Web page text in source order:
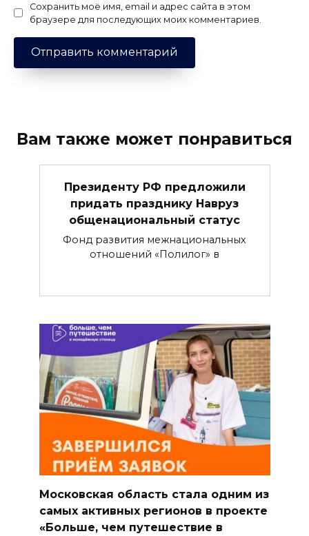
Сохранить моё имя, email и адрес сайта в этом
браузере для последующих моих комментариев.
Вам также может понравиться
Президенту РФ предложили
придать празднику Навруз
общенациональный статус
Фонд развития межнациональных
отношений «Полилог» в
Московская область стала одним из
самых активных регионов в проекте
«Больше, чем путешествие в